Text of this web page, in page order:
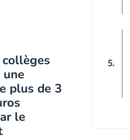
une
plus de 3
le
5.